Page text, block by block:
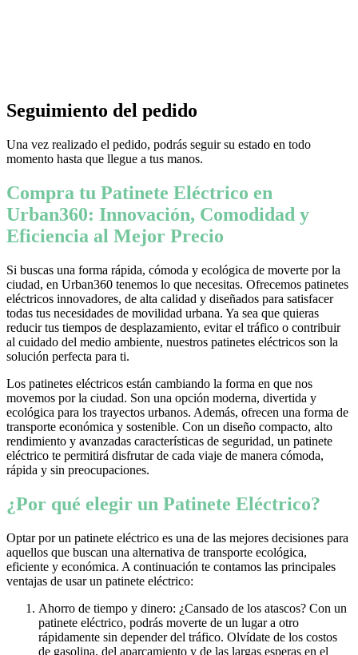
Seguimiento del pedido
Una vez realizado el pedido, podrás seguir su estado en todo
momento hasta que llegue a tus manos.
Compra tu Patinete Eléctrico en
Urban360: Innovación, Comodidad y
Eficiencia al Mejor Precio
Si buscas una forma rápida, cómoda y ecológica de moverte por la
ciudad, en Urban360 tenemos lo que necesitas. Ofrecemos patinetes
eléctricos innovadores, de alta calidad y diseñados para satisfacer
todas tus necesidades de movilidad urbana. Ya sea que quieras
reducir tus tiempos de desplazamiento, evitar el tráfico o contribuir
al cuidado del medio ambiente, nuestros patinetes eléctricos son la
solución perfecta para ti.
Los patinetes eléctricos están cambiando la forma en que nos
movemos por la ciudad. Son una opción moderna, divertida y
ecológica para los trayectos urbanos. Además, ofrecen una forma de
transporte económica y sostenible. Con un diseño compacto, alto
rendimiento y avanzadas características de seguridad, un patinete
eléctrico te permitirá disfrutar de cada viaje de manera cómoda,
rápida y sin preocupaciones.
¿Por qué elegir un Patinete Eléctrico?
Optar por un patinete eléctrico es una de las mejores decisiones para
aquellos que buscan una alternativa de transporte ecológica,
eficiente y económica. A continuación te contamos las principales
ventajas de usar un patinete eléctrico:
Ahorro de tiempo y dinero: ¿Cansado de los atascos? Con un
patinete eléctrico, podrás moverte de un lugar a otro
rápidamente sin depender del tráfico. Olvídate de los costos
de gasolina, del aparcamiento y de las largas esperas en el